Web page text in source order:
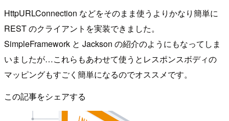
HttpURLConnection などをそのまま使うよりかなり簡単に
REST のクライアントを実装できました。
SimpleFramework と Jackson の紹介のようにもなってしま
いましたが…これらもあわせて使うとレスポンスボディの
マッピングもすごく簡単になるのでオススメです。
この記事をシェアする